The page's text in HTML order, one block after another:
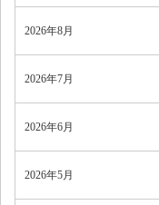
2026年8月
2026年7月
2026年6月
2026年5月